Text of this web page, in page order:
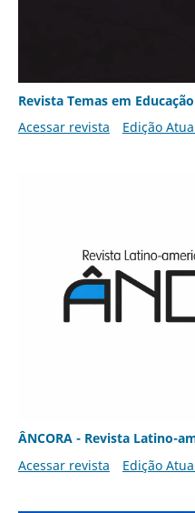
Revista Temas em Educação
Acessar revista
Edição
ÂNCORA - Revista Latino-
Acessar revista
Edição